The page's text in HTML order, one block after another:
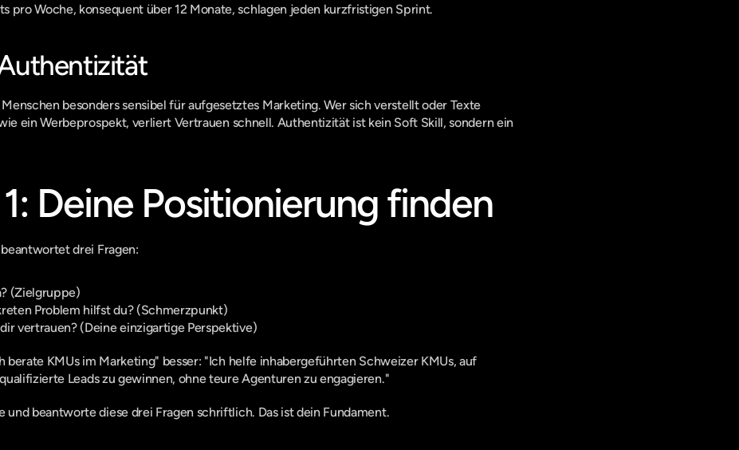
pro Woche, konsequent über 12 Monate, schlagen jeden kurzfristigen Sprint.
besonders sensibel für aufgesetztes Marketing. Wer sich verstellt oder Texte
ein Werbeprospekt, verliert Vertrauen schnell. Authentizität ist kein Soft Skill, sondern ein
Deine Positionierung finden
drei Fragen:
(Zielgruppe)
Problem hilfst du? (Schmerzpunkt)
vertrauen? (Deine einzigartige Perspektive)
berate KMUs im Marketing" besser: "Ich helfe inhabergeführten Schweizer KMUs, auf
Leads zu gewinnen, ohne teure Agenturen zu engagieren."
und beantworte diese drei Fragen schriftlich. Das ist dein Fundament.